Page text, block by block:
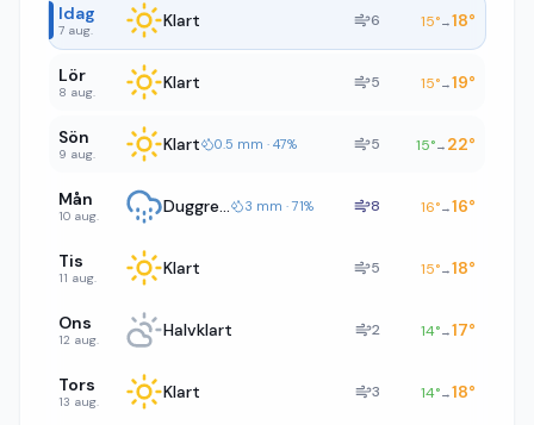
Idag
7 aug. Klart 6 15°→18°
Lör
8 aug. Klart 5 15°→19°
Sön
9 aug. Klart 0.5 mm · 47% 5 15°→ 22°
Mån
10 aug. Duggregn 3 mm · 71% 8 16°→16°
Tis
11 aug. Klart 5 15°→18°
Ons
12 aug. Halvklart 2 14°→17°
Tors
13 aug. Klart 3 14°→18°